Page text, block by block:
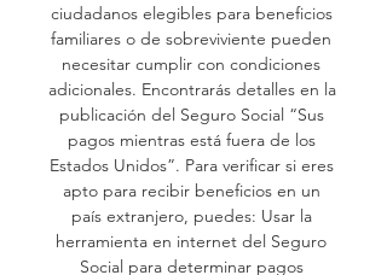
ciudadanos elegibles para beneficios
familiares o de sobreviviente pueden
necesitar cumplir con condiciones
adicionales. Encontrarás detalles en la
publicación del Seguro Social “Sus
pagos mientras está fuera de los
Estados Unidos”. Para verificar si eres
apto para recibir beneficios en un
país extranjero, puedes: Usar la
herramienta en internet del Seguro
Social para determinar pagos